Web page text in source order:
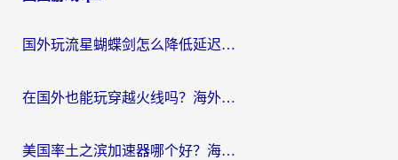
国外玩流星蝴蝶剑怎么降低延迟？海外党必看的加速秘籍（含欧洲鸣潮&彩虹岛优化攻略）
在国外也能玩穿越火线吗？海外玩家国服游戏畅玩终极指南
美国率土之滨加速器哪个好？海外党国服游戏畅玩终极指南（附多游戏解决方案）